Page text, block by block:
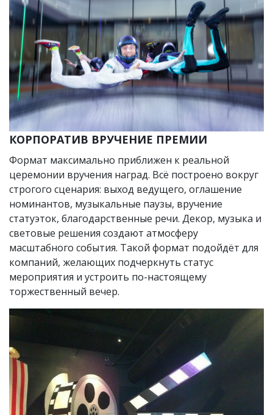
КОРПОРАТИВ ВРУЧЕНИЕ ПРЕМИИ
Формат максимально приближен к реальной
церемонии вручения наград. Всё построено вокруг
строгого сценария: выход ведущего, оглашение
номинантов, музыкальные паузы, вручение
статуэток, благодарственные речи. Декор, музыка и
световые решения создают атмосферу
масштабного события. Такой формат подойдёт для
компаний, желающих подчеркнуть статус
мероприятия и устроить по-настоящему
торжественный вечер.